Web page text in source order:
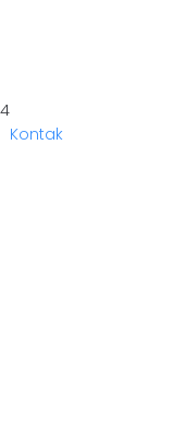
Kontak